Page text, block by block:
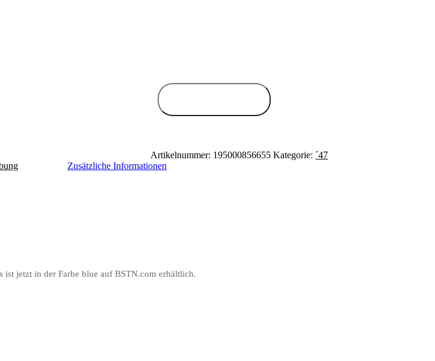
Artikelnummer: 195000856655 Kategorie: ´47
Zusätzliche Informationen
jetzt in der Farbe blue auf BSTN.com erhältlich.